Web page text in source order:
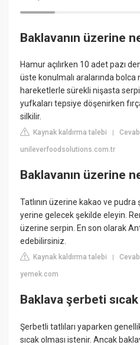
Baklavanın üzerine
Hamur açılırken 10 adet pazı
üste konulmalı aralarında
hareketlerle sürekli nişasta
yufkaları tepsiye döşenirken
silkilir.
Kaynak kaldırma talebi |
unileverfoodsolutions.com.tr
Baklavanın üzerine
Tatlının üzerine kakao ve pudra
yerine gelecek şekilde eleyin.
üzerine serpin. En son olarak
edebilirsiniz.
Kaynak kaldırma talebi |
yemek.com
Baklava şerbeti
Şerbetli tatlıları yaparken
sıcak olması istenir. Ancak